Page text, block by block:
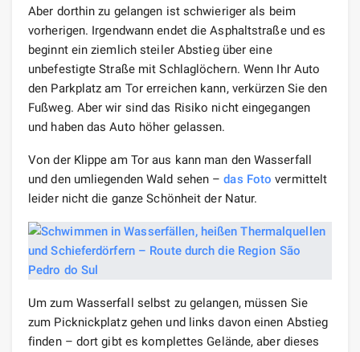
Aber dorthin zu gelangen ist schwieriger als beim
vorherigen. Irgendwann endet die Asphaltstraße und es
beginnt ein ziemlich steiler Abstieg über eine
unbefestigte Straße mit Schlaglöchern. Wenn Ihr Auto
den Parkplatz am Tor erreichen kann, verkürzen Sie den
Fußweg. Aber wir sind das Risiko nicht eingegangen
und haben das Auto höher gelassen.
Von der Klippe am Tor aus kann man den Wasserfall
und den umliegenden Wald sehen –das Foto vermittelt
leider nicht die ganze Schönheit der Natur.
Um zum Wasserfall selbst zu gelangen, müssen Sie
zum Picknickplatz gehen und links davon einen Abstieg
finden – dort gibt es komplettes Gelände, aber dieses